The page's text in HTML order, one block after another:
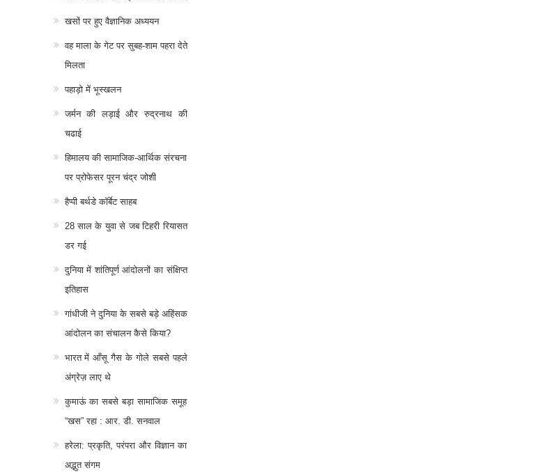
खसों पर हुए वैज्ञानिक अध्ययन
वह माला के गेट पर सुबह-शाम पहरा देते
मिलता
पहाड़ो में भूस्खलन
जर्मन की लड़ाई और रुद्रनाथ की
चढाई
हिमालय की सामाजिक-आर्थिक संरचना
पर प्रोफेसर पूरन चंद्र जोशी
हैप्पी बर्थडे कॉर्बेट साहब
28 साल के युवा से जब टिहरी रियासत
डर गई
दुनिया में शांतिपूर्ण आंदोलनों का संक्षिप्त
इतिहास
गांधीजी ने दुनिया के सबसे बड़े अहिंसक
आंदोलन का संचालन कैसे किया?
भारत में आँसू गैस के गोले सबसे पहले
अंग्रेज़ लाए थे
कुमाऊं का सबसे बड़ा सामाजिक समूह
“खस” रहा : आर. डी. सनवाल
हरेला: प्रकृति, परंपरा और विज्ञान का
अद्भुत संगम